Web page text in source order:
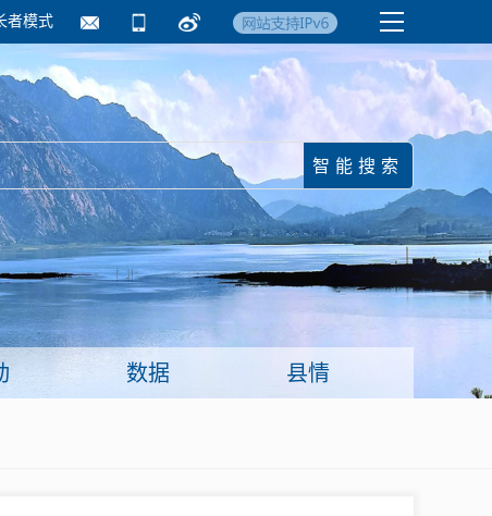
者模式
国务院要闻
镇街信息
临沂日报·莒南新
数据 县情